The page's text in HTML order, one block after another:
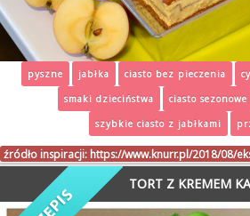
pyszne jabłka ciasto bez pieczenia
smaki dzieciństwa
ciasto sezonowe
szybkie ciasto z jabłkami
źródło inspiracji: https://www.knurr.pl/2018/08/
TORT Z KREMEM